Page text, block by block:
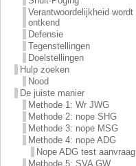
Verantwoordelijkheid wordt
ontkend
Defensie
Tegenstellingen
Doelstellingen
Hulp zoeken
Nood
De juiste manier
Methode 1: Wr JWG
Methode 2: nope SHG
Methode 3: nope MSG
Methode 4: nope ADG
Nope ADG test aanvraag
Methode 5: SVA GW